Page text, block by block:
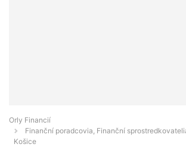
Orly Financií
Finanční poradcovia, Finanční
Košice